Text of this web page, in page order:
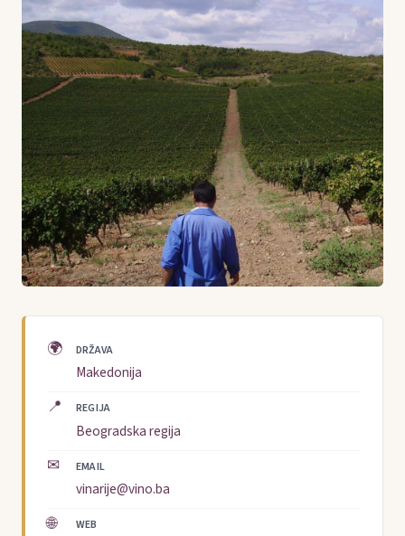
🌍 DRŽAVA
Makedonija
📍 REGIJA
Beogradska regija
✉ EMAIL
vinarije@vino.ba
🌐 WEB